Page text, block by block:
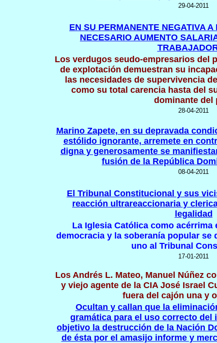
29-04-2011
EN SU PERMANENTE NEGATIVA
NECESARIO AUMENTO
Los verdugos seudo-empresarios del
de explotación demuestran su
las necesidades de supervivencia
como su total carencia hasta del
dominante del
28-04-2011
Marino Zapete, en su depravada
estólido ignorante, arremete en
digna y generosamente se
fusión de la República
08-04-2011
El Tribunal Constitucional y sus
reacción ultrareaccionaria y
legalidad
La Iglesia Católica como acérrima
democracia y la soberanía popular se
uno al Tribunal
17-01-2011
Los Andrés L. Mateo, Manuel Núñez
y viejo agente de la CIA José Israel
fuera del cajón una y
Ocultan y callan que la
gramática para el uso correcto del
objetivo la destrucción de la Nación
de ésta por el amasijo informe y